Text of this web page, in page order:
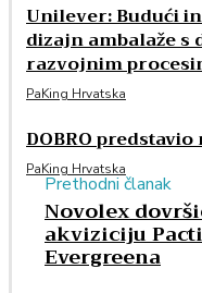
Unilever: Budući
dizajn ambalaže
razvojnim
PaKing Hrvatska
DOBRO
PaKing Hrvatska
Prethodni članak
Novolex
akviziciju
Evergreena